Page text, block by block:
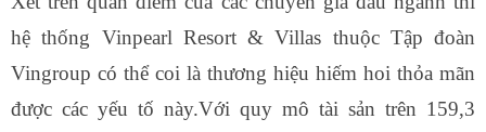
hệ thống Vinpearl Resort & Villas thuộc Tập đoàn
Vingroup có thể coi là thương hiệu hiếm hoi thỏa mãn
được các yếu tố này.Với quy mô tài sản trên 159,3